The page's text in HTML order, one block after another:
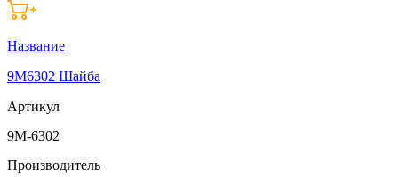
Название
9M6302 Шайба
Артикул
9M-6302
Производитель